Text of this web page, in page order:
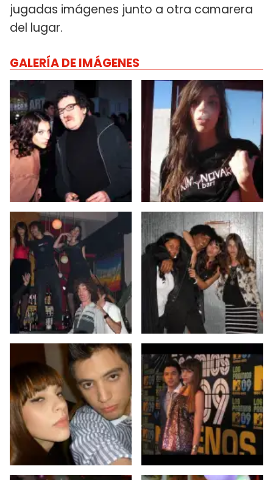
jugadas imágenes junto a otra camarera
del lugar.
GALERÍA DE IMÁGENES